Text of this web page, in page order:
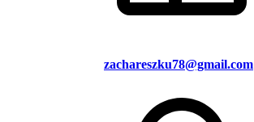
zachareszku78@gmail.com